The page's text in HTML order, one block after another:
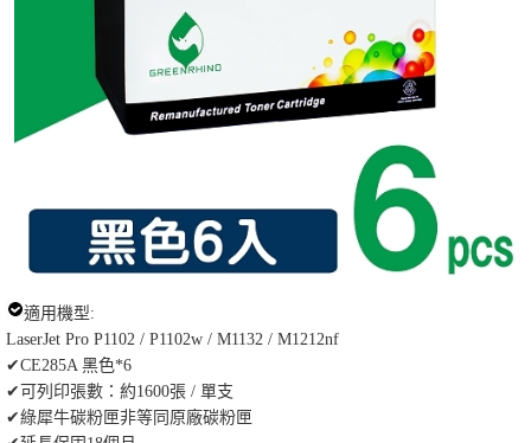
適用機型:
LaserJet Pro P1102 / P1102w / M1132 / M1212nf
✔CE285A 黑色*6
✔可列印張數：約1600張 / 單支
✔綠犀牛碳粉匣非等同原廠碳粉匣